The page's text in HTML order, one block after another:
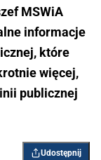
MSWiA
informacje
które
więcej,
publicznej
Udostępnij